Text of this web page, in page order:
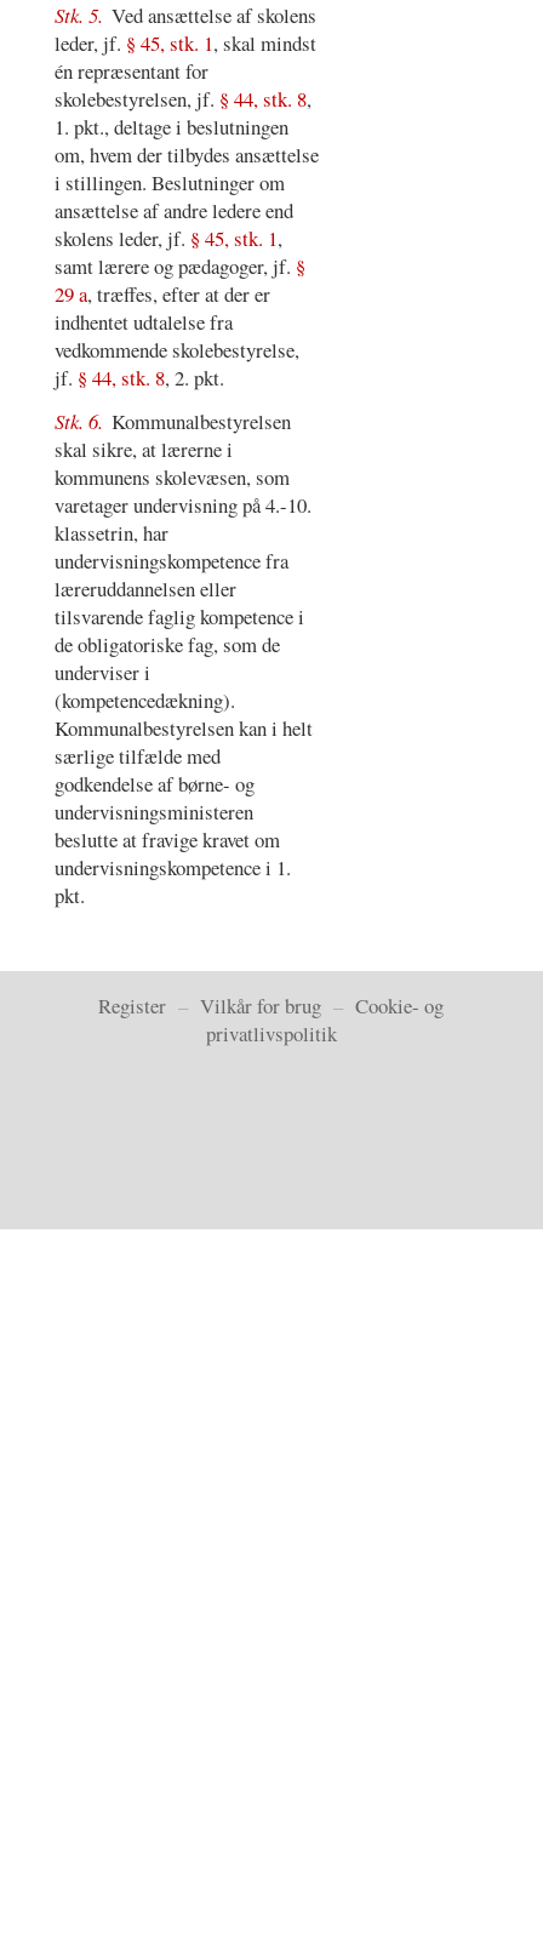
Stk. 5. Ved ansættelse af skolens
leder, jf. § 45, stk. 1, skal mindst
én repræsentant for
skolebestyrelsen, jf. § 44, stk. 8,
1. pkt., deltage i beslutningen
om, hvem der tilbydes ansættelse
i stillingen. Beslutninger om
ansættelse af andre ledere end
skolens leder, jf. § 45, stk. 1,
samt lærere og pædagoger, jf. §
29 a, træffes, efter at der er
indhentet udtalelse fra
vedkommende skolebestyrelse,
jf. § 44, stk. 8, 2. pkt.
Stk. 6. Kommunalbestyrelsen
skal sikre, at lærerne i
kommunens skolevæsen, som
varetager undervisning på 4.-10.
klassetrin, har
undervisningskompetence fra
læreruddannelsen eller
tilsvarende faglig kompetence i
de obligatoriske fag, som de
underviser i
(kompetencedækning).
Kommunalbestyrelsen kan i helt
særlige tilfælde med
godkendelse af børne- og
undervisningsministeren
beslutte at fravige kravet om
undervisningskompetence i 1.
pkt.
Register –Vilkår for brug –Cookie- og
privatlivspolitik